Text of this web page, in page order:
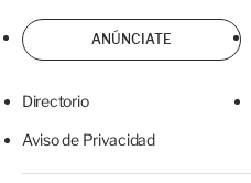
ANÚNCIATE
Directorio
Aviso de Privacidad